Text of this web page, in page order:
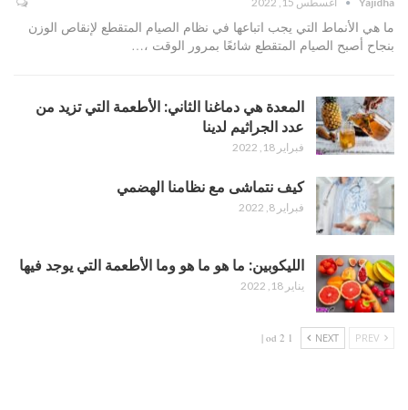
ما هي الأنماط التي يجب اتباعها في نظام الصيام المتقطع لإنقاص الوزن
بنجاح أصبح الصيام المتقطع شائعًا بمرور الوقت ،…
المعدة هي دماغنا الثاني: الأطعمة التي تزيد من
عدد الجراثيم لدينا
فبراير 18, 2022
كيف نتماشى مع نظامنا الهضمي
فبراير 8, 2022
الليكوبين: ما هو ما هو وما الأطعمة التي يوجد فيها
يناير 18, 2022
NEXT
1 od 2 |